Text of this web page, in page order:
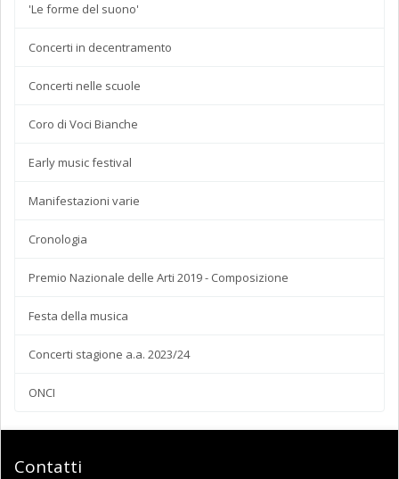
'Le forme del suono'
Concerti in decentramento
Concerti nelle scuole
Coro di Voci Bianche
Early music festival
Manifestazioni varie
Cronologia
Premio Nazionale delle Arti 2019 - Composizione
Festa della musica
Concerti stagione a.a. 2023/24
ONCI
Contatti